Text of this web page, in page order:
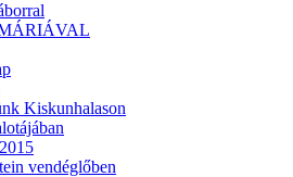
Kiskunhalason
vendéglőben